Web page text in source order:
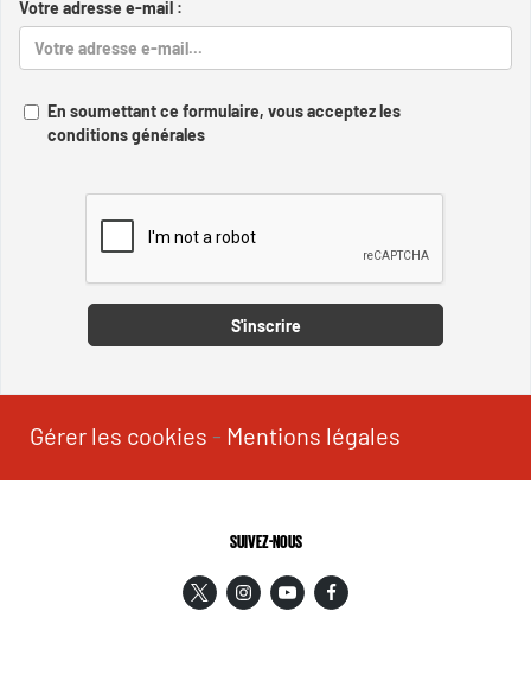
Votre adresse e-mail :
En soumettant ce formulaire, vous acceptez les
conditions générales
S'inscrire
Gérer les cookies - Mentions légales
SUIVEZ-NOUS